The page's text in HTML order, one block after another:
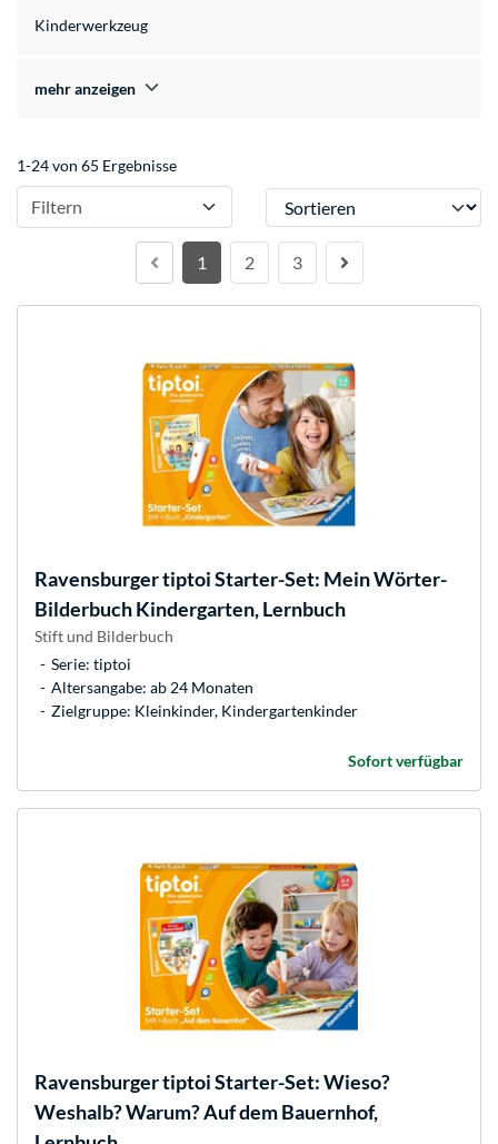
Kinderwerkzeug
mehr anzeigen
1-24 von 65 Ergebnisse
Filtern Sortieren
1 2 3
Ravensburgertiptoi Starter-Set: Mein Wörter-
Bilderbuch Kindergarten, Lernbuch
Stift und Bilderbuch
Serie: tiptoi
Altersangabe: ab 24 Monaten
Zielgruppe: Kleinkinder, Kindergartenkinder
Sofort verfügbar
Ravensburgertiptoi Starter-Set: Wieso?
Weshalb? Warum? Auf dem Bauernhof,